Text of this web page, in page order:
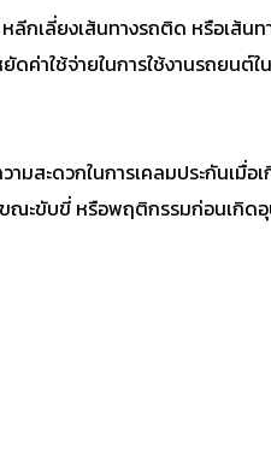
กเลี่ยงเส้นทางรถติด หรือเส้น
าใช้จ่ายในการใช้งานรถยนต์ใน
สะดวกในการเคลมประกันเมื่อ
ขณะขับขี่ หรือพฤติกรรมก่อนเกิ